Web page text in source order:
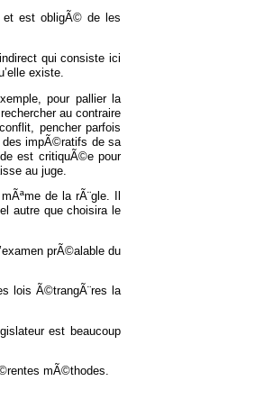
et est obligÃ© de les
qui consiste ici
existe.
pour pallier la
au contraire
pencher parfois
des impÃ©ratifs de sa
est critiquÃ©e pour
au juge.
de la rÃ¨gle. Il
autre que choisira le
prÃ©alable du
lois Ã©trangÃ¨res la
est beaucoup
mÃ©thodes.